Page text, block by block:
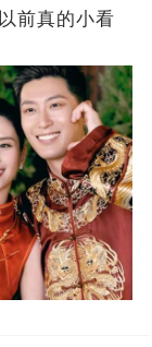
前真的小看